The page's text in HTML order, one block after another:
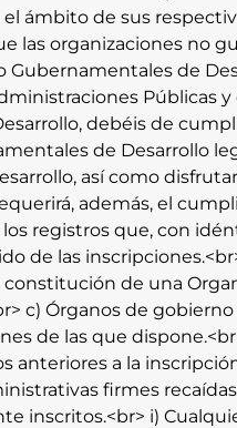
ámbito de sus
las organizaciones no
Gubernamentales de
Públicas
debéis de
de Desarrollo
así como
además, el
registros que, con
de las
constitución de una
c) Órganos de
de las que
anteriores a la
firmes
inscritos.<br> i)